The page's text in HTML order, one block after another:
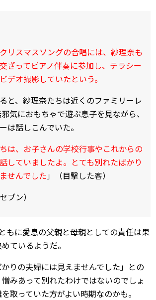
リスマスソングの合唱には、紗理奈も
ざってピアノ伴奏に参加し、テラシー
デオ撮影していたという。
と、紗理奈たちは近くのファミリーレ
気におもちゃで遊ぶ息子を見ながら、
は話しこんでいた。
は、お子さんの学校行事やこれからの
していましたよ。とても別れたばかり
せんでした 」（目撃した客）
ブン）
もに愛息の父親と母親としての責任は果
ているようだ。
かりの夫婦には見えませんでした」との
みあって別れたわけではないのでしょ
取っていた方がよい時期なのかも。